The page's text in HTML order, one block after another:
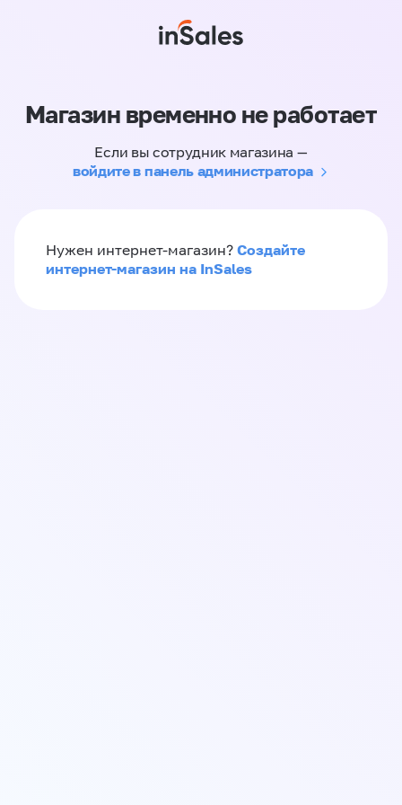
Магазин временно не работает
Если вы сотрудник магазина —
войдите в панель администратора
Нужен интернет-магазин? Создайте
интернет-магазин на InSales